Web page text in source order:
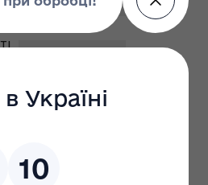
рішення про
у квітні